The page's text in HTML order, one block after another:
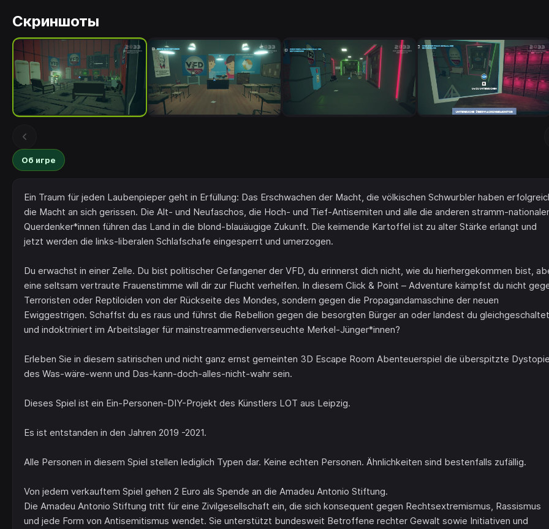
Скриншоты
Об игре
Ein Traum für jeden Laubenpieper geht in Erfüllung: Das Erschwachen der Macht, die völkischen Schwurbler haben
die Macht an sich gerissen. Die Alt- und Neufaschos, die Hoch- und Tief-Antisemiten und alle die anderen stramm-
Querdenker*innen führen das Land in die blond-blauäugige Zukunft. Die keimende Kartoffel ist zu alter Stärke erlangt und
jetzt werden die links-liberalen Schlafschafe eingesperrt und umerzogen.
Du erwachst in einer Zelle. Du bist politischer Gefangener der VFD, du erinnerst dich nicht, wie du hierhergekommen bist,
eine seltsam vertraute Frauenstimme will dir zur Flucht verhelfen. In diesem Click & Point – Adventure kämpfst du nicht
Terroristen oder Reptiloiden von der Rückseite des Mondes, sondern gegen die Propagandamaschine der neuen
Ewiggestrigen. Schaffst du es raus und führst die Rebellion gegen die besorgten Bürger an oder landest du gleichgeschaltet
und indoktriniert im Arbeitslager für mainstreammedienverseuchte Merkel-Jünger*innen?
Erleben Sie in diesem satirischen und nicht ganz ernst gemeinten 3D Escape Room Abenteuerspiel die überspitzte Dystopie
des Was-wäre-wenn und Das-kann-doch-alles-nicht-wahr sein.
Dieses Spiel ist ein Ein-Personen-DIY-Projekt des Künstlers LOT aus Leipzig.
Es ist entstanden in den Jahren 2019 -2021.
Alle Personen in diesem Spiel stellen lediglich Typen dar. Keine echten Personen. Ähnlichkeiten sind bestenfalls zufällig.
Von jedem verkauftem Spiel gehen 2 Euro als Spende an die Amadeu Antonio Stiftung.
Die Amadeu Antonio Stiftung tritt für eine Zivilgesellschaft ein, die sich konsequent gegen Rechtsextremismus, Rassismus
und jede Form von Antisemitismus wendet. Sie unterstützt bundesweit Betroffene rechter Gewalt sowie Initiativen und